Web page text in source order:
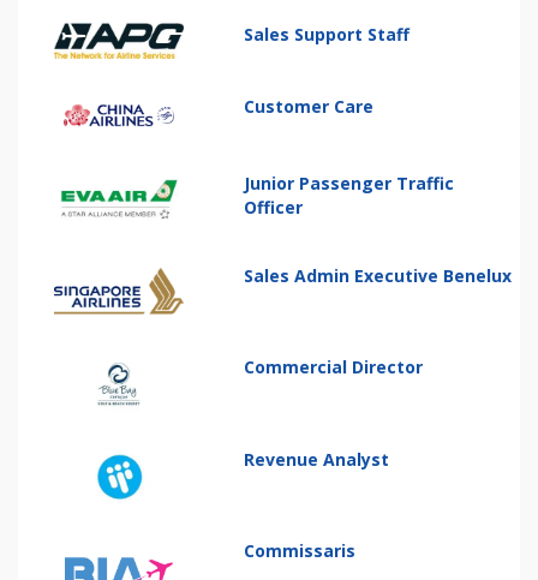
Sales Support Staff
Customer Care
Junior Passenger Traffic
Officer
Sales Admin Executive Benelux
Commercial Director
Revenue Analyst
Commissaris